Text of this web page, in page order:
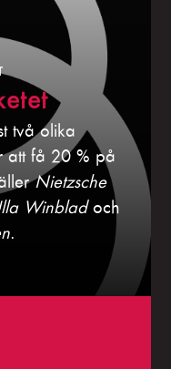
två olika
att få 20 % på
Nietzsche
Winbladoch
.